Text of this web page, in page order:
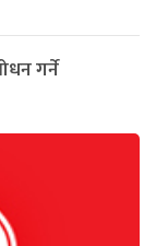
गर्ने